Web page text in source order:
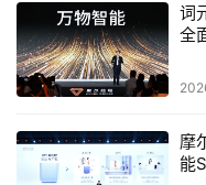
随着AI和内存内分析
加，商业系统厂商一直
再单独应对这种飙升的
大化CPU与连接设备之
词
全
摩
能